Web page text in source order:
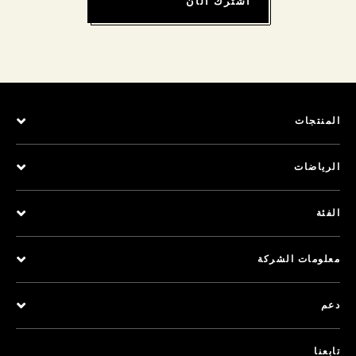
المنتجات
الرياضات
الفئة
معلومات الشركة
دعم
تابعنا